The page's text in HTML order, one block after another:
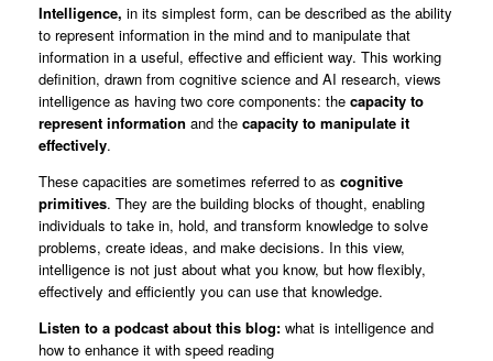
Intelligence, in its simplest form, can be described as the ability
to represent information in the mind and to manipulate that
information in a useful, effective and efficient way. This working
definition, drawn from cognitive science and AI research, views
intelligence as having two core components: the capacity to
represent information and the capacity to manipulate it
effectively.
These capacities are sometimes referred to as cognitive
primitives. They are the building blocks of thought, enabling
individuals to take in, hold, and transform knowledge to solve
problems, create ideas, and make decisions. In this view,
intelligence is not just about what you know, but how flexibly,
effectively and efficiently you can use that knowledge.
Listen to a podcast about this blog: what is intelligence and
how to enhance it with speed reading